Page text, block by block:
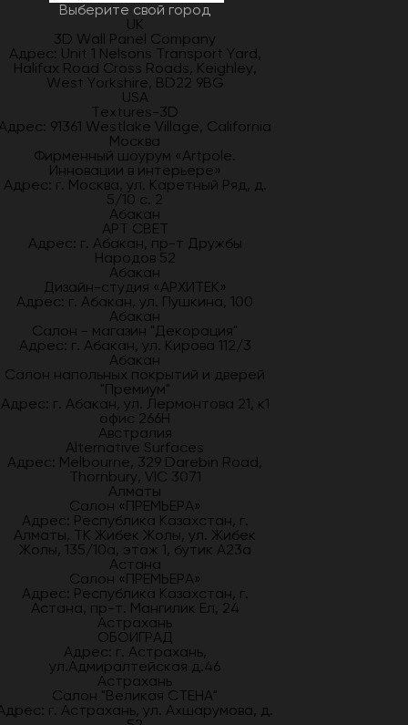
Выберите свой город
UK
3D Wall Panel Company
Адрес: Unit 1 Nelsons Transport Yard,
Halifax Road Cross Roads, Keighley,
West Yorkshire, BD22 9BG
USA
Textures-3D
91361 Westlake Village, California
Москва
Фирменный шоурум «Artpole.
Инновации в интерьере»
Адрес: г. Москва, ул. Каретный Ряд, д.
5/10 с. 2
Абакан
АРТ СВЕТ
Адрес: г. Абакан, пр-т Дружбы
Народов 52
Абакан
Дизайн-студия «АРХИТЕК»
Адрес: г. Абакан, ул. Пушкина, 100
Абакан
Салон - магазин "Декорация"
Адрес: г. Абакан, ул. Кирова 112/3
Абакан
Салон напольных покрытий и дверей
"Премиум"
Адрес: г. Абакан, ул. Лермонтова 21, к1
офис 266Н
Австралия
Alternative Surfaces
Адрес: Melbourne, 329 Darebin Road,
Thornbury, VIC 3071
Алматы
Салон «ПРЕМЬЕРА»
Адрес: Республика Казахстан, г.
Алматы, ТК Жибек Жолы, ул. Жибек
Жолы, 135/10а, этаж 1, бутик А23а
Астана
Салон «ПРЕМЬЕРА»
Адрес: Республика Казахстан, г.
Астана, пр-т. Мангилик Ел, 24
Астрахань
ОБОИГРАД
Адрес: г. Астрахань,
ул.Адмиралтейская д.46
Астрахань
Салон "Великая СТЕНА"
г. Астрахань, ул. Ахшарумова, д.